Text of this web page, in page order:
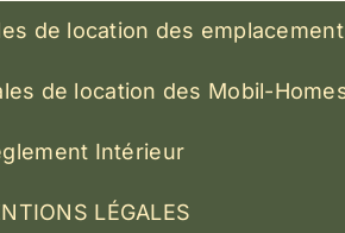
de location des
de location des Mobil-
Intérieur
LÉGALES